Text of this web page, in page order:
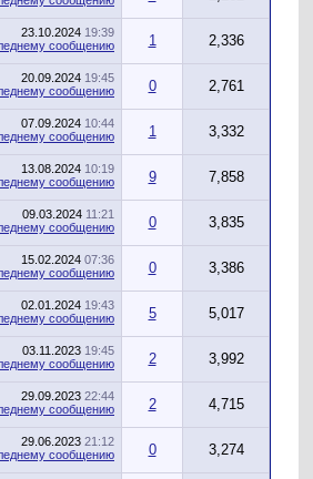
23.10.2024 19:39
1 2,336
20.09.2024 19:45
0 2,761
07.09.2024 10:44
1 3,332
13.08.2024 10:19
9 7,858
09.03.2024 11:21
0 3,835
15.02.2024 07:36
0 3,386
02.01.2024 19:43
5 5,017
03.11.2023 19:45
2 3,992
29.09.2023 22:44
2 4,715
29.06.2023 21:12
0 3,274